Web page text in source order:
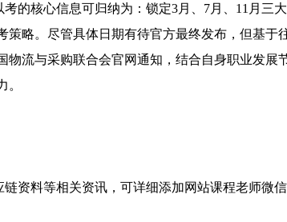
的核心信息可归纳为：锁定3月、7月、11月三大
策略。尽管具体日期有待官方最终发布，但基于
流与采购联合会官网通知，结合自身职业发展
。
资料等相关资讯，可详细添加网站课程老师微信